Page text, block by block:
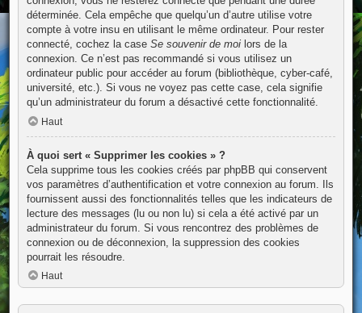
déterminée. Cela empêche que quelqu’un d’autre utilise votre
compte à votre insu en utilisant le même ordinateur. Pour rester
connecté, cochez la case Se souvenir de moilors de la
connexion. Ce n’est pas recommandé si vous utilisez un
ordinateur public pour accéder au forum (bibliothèque, cyber-café,
université, etc.). Si vous ne voyez pas cette case, cela signifie
qu’un administrateur du forum a désactivé cette fonctionnalité.
Haut
À quoi sert « Supprimer les cookies » ?
Cela supprime tous les cookies créés par phpBB qui conservent
vos paramètres d’authentification et votre connexion au forum. Ils
fournissent aussi des fonctionnalités telles que les indicateurs de
lecture des messages (lu ou non lu) si cela a été activé par un
administrateur du forum. Si vous rencontrez des problèmes de
connexion ou de déconnexion, la suppression des cookies
pourrait les résoudre.
Haut